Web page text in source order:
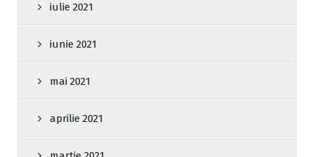
iulie 2021
iunie 2021
mai 2021
aprilie 2021